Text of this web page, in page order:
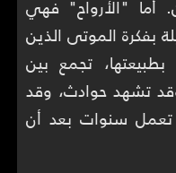
أما "الأرواح" فهي
بفكرة الموتى الذين
تجمع بين
تشهد حوادث، وقد
تعمل سنوات بعد أن